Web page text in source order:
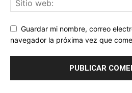
Guardar mi nombre, correo
navegador la próxima vez que